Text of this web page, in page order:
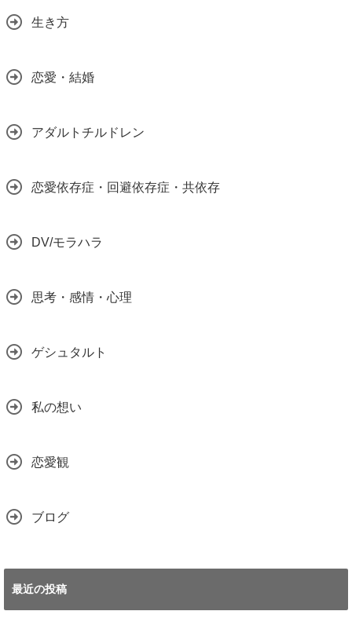
生き方
恋愛・結婚
アダルトチルドレン
恋愛依存症・回避依存症・共依存
DV/モラハラ
思考・感情・心理
ゲシュタルト
私の想い
恋愛観
ブログ
最近の投稿